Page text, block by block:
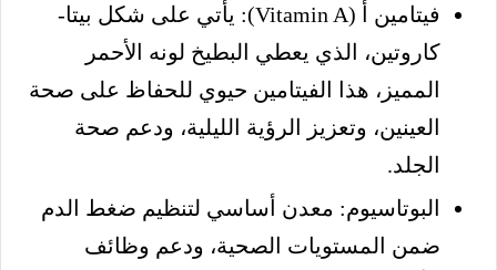
فيتامين أ (Vitamin A): يأتي على شكل بيتا-
كاروتين، الذي يعطي البطيخ لونه الأحمر
المميز، هذا الفيتامين حيوي للحفاظ على صحة
العينين، وتعزيز الرؤية الليلية، ودعم صحة
الجلد.
البوتاسيوم: معدن أساسي لتنظيم ضغط الدم
ضمن المستويات الصحية، ودعم وظائف